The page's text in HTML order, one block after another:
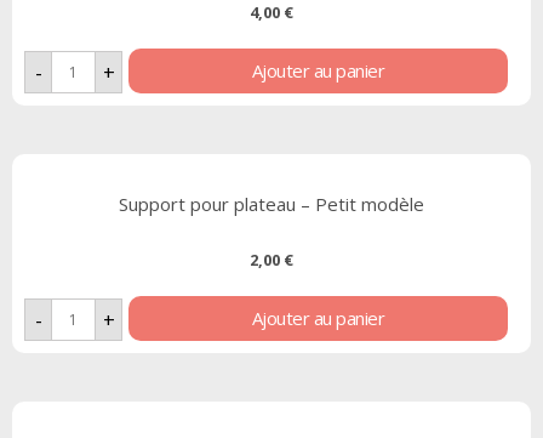
4,00 €
- + Ajouter au panier
Support pour plateau – Petit modèle
2,00 €
- + Ajouter au panier